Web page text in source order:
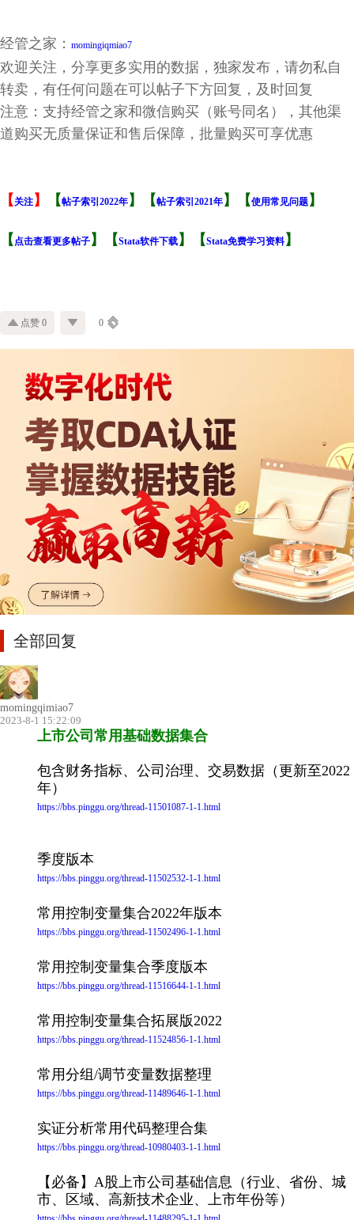
经管之家： momingiqmiao7
欢迎关注，分享更多实用的数据，独家发布，请勿私自
转卖，有任何问题在可以帖子下方回复，及时回复
注意：支持经管之家和微信购买（账号同名），其他渠
道购买无质量保证和售后保障，批量购买可享优惠
【 关注 】 【帖子索引2022年 】【帖子索引2021年 】【使用常见问题 】
【 点击查看更多帖子 】【Stata软件下载 】【Stata免费学习资料 】
点赞 0 0
全部回复
momingqimiao7
2023-8-1 15:22:09
上市公司常用基础数据集合
包含财务指标、公司治理、交易数据（更新至2022
年）
https://bbs.pinggu.org/thread-11501087-1-1.html
季度版本
https://bbs.pinggu.org/thread-11502532-1-1.html
常用控制变量集合2022年版本
https://bbs.pinggu.org/thread-11502496-1-1.html
常用控制变量集合季度版本
https://bbs.pinggu.org/thread-11516644-1-1.html
常用控制变量集合拓展版2022
https://bbs.pinggu.org/thread-11524856-1-1.html
常用分组/调节变量数据整理
https://bbs.pinggu.org/thread-11489646-1-1.html
实证分析常用代码整理合集
https://bbs.pinggu.org/thread-10980403-1-1.html
【必备】A股上市公司基础信息（行业、省份、城
市、区域、高新技术企业、上市年份等）